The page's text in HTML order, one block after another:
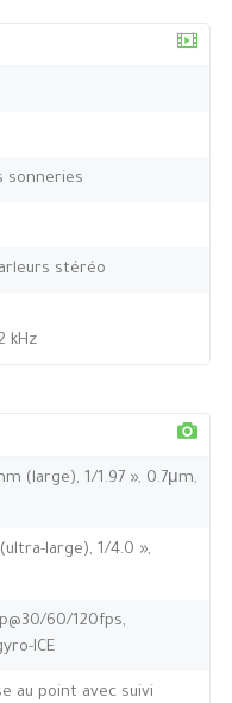
sonneries
stéréo
kHz
(large), 1/1.97 », 0.7μm,
(ultra-large), 1/4.0 »,
60/120fps,
ICE
au point avec suivi